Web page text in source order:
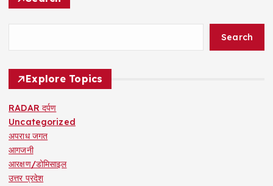
Search
Explore Topics
RADAR दर्पण
Uncategorized
अपराध जगत
आगजनी
आरक्षण/डोमिसाइल
उत्तर प्रदेश